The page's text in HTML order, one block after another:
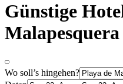
Günstige
Malapesquera
Wo soll’s hingehen?